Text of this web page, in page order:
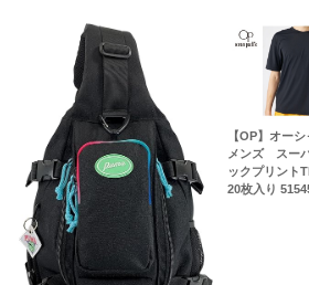
【OP】オー
メンズ スー
ックプリン
20枚入り